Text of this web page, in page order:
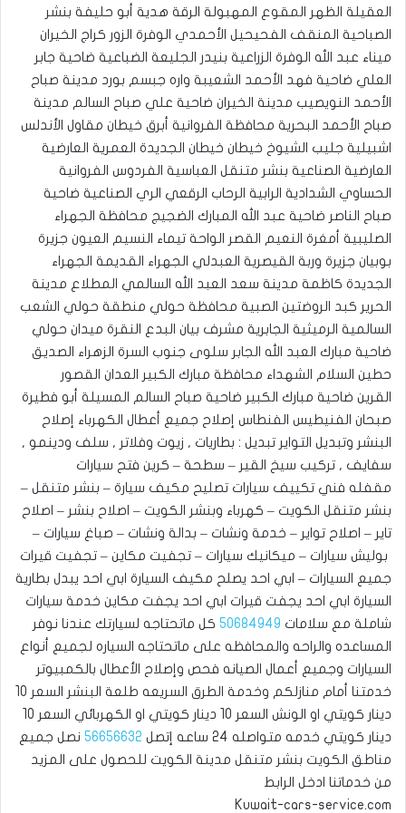
العقيلة الظهر المقوع المهبولة الرقة هدية أبو حليفة بنشر
الصباحية المنقف الفحيحيل الأحمدي الوفرة الزور كراج الخيران
ميناء عبد الله الوفرة الزراعية بنيدر الجليعة الضباعية ضاحية جابر
العلي ضاحية فهد الأحمد الشعيبة واره جبسم بورد مدينة صباح
الأحمد النويصيب مدينة الخيران ضاحية علي صباح السالم مدينة
صباح الأحمد البحرية محافظة الفروانية أبرق خيطان مقاول الأندلس
اشبيلية جليب الشيوخ خيطان خيطان الجديدة العمرية العارضية
العارضية الصناعية بنشر متنقل العباسية الفردوس الفروانية
الحساوي الشدادية الرابية الرحاب الرقعي الري الصناعية ضاحية
صباح الناصر ضاحية عبد الله المبارك الضجيج محافظة الجهراء
الصليبية أمغرة النعيم القصر الواحة تيماء النسيم العيون جزيرة
بوبيان جزيرة وربة القيصرية العبدلي الجهراء القديمة الجهراء
الجديدة كاظمة مدينة سعد العبد الله السالمي المطلاع مدينة
الحرير كبد الروضتين الصبية محافظة حولي منطقة حولي الشعب
السالمية الرميثية الجابرية مشرف بيان البدع النقرة ميدان حولي
ضاحية مبارك العبد الله الجابر سلوى جنوب السرة الزهراء الصديق
حطين السلام الشهداء محافظة مبارك الكبير العدان القصور
القرين ضاحية مبارك الكبير ضاحية صباح السالم المسيلة أبو فطيرة
صبحان الفنيطيس الفنطاس إصلاح جميع أعطال الكهرباء إصلاح
البنشر وتبديل التواير تبديل : بطاريات , زيوت وفلاتر , سلف ودينمو ,
سفايف , تركيب سيخ القير – سطحة – كرين فتح سيارات
مقفله فني تكييف سيارات تصليح مكيف سيارة – بنشر متنقل –
بنشر متنقل الكويت – كهرباء وبنشر الكويت – اصلاح بنشر – اصلاح
تاير – اصلاح تواير – خدمة ونشات – بدالة ونشات – صباغ سيارات –
بوليش سيارات – ميكانيك سيارات – تجفيت مكاين – تجفيت قيرات
جميع السيارات – ابي احد يصلح مكيف السيارة ابي احد يبدل بطارية
السيارة ابي احد يجفت قيرات ابي احد يجفت مكاين خدمة سيارات
شاملة مع سلامات 50684949 كل ماتحتاجه لسيارتك عندنا نوفر
المساعده والراحه والمحافظه على ماتحتاجه السياره لجميع أنواع
السيارات وجميع أعمال الصيانه فحص وإصلاح الأعطال بالكمبيوتر
خدمتنا أمام منازلكم وخدمة الطرق السريعه طلعة البنشر السعر 10
دينار كويتي او الونش السعر 10 دينار كويتي او الكهربائي السعر 10
دينار كويتي خدمه متواصله 24 ساعه إتصل
56656632 نصل جميع
مناطق الكويت بنشر متنقل مدينة الكويت للحصول على المزيد
من خدماتنا ادخل الرابط
Kuwait-cars-service.com